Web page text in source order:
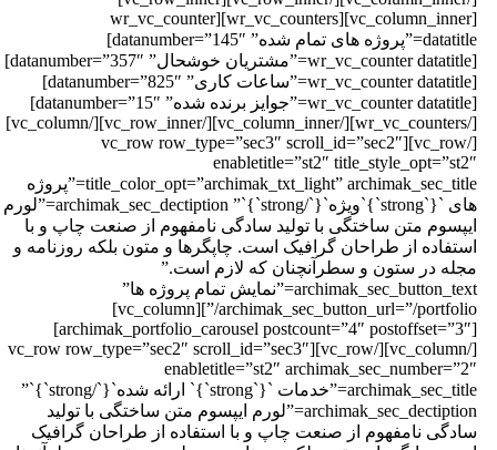
[vc_column_inner][wr_vc_counters][wr_vc_counter
datatitle=”پروژه های تمام شده” datanumber=”145″]
[wr_vc_counter datatitle=”مشتریان خوشحال” datanumber=”357″]
[wr_vc_counter datatitle=”ساعات کاری” datanumber=”825″]
[wr_vc_counter datatitle=”جوایز برنده شده” datanumber=”15″]
[/vc_row][vc_row row_type=”sec3″ scroll_id=”sec2″
enabletitle=”st2″
title_color_opt=”archimak_txt_light” archimak_sec_title=”پروژه
های `{`strong`}`ویژه`{`/strong`}`” archimak_sec_dectiption=”لورم
متن ساختگی با تولید سادگی نامفهوم از صنعت چاپ و با
از طراحان گرافیک است. چاپگرها و متون بلکه روزنامه و
در ستون و سطرآنچنان که لازم است.”
archimak_sec_button_text=”نمایش تمام پروژه ها”
[archimak_portfolio_carousel postcount=”4″ postoffset=”3″]
[/vc_column][/vc_row][vc_row row_type=”sec2″ scroll_id=”sec3″
enabletitle=”st2″
archimak_sec_title=”خدمات `{`strong`}` ارائه شده`{`/strong`}`”
archimak_sec_dectiption=”لورم ایپسوم متن ساختگی با تولید
نامفهوم از صنعت چاپ و با استفاده از طراحان گرافیک